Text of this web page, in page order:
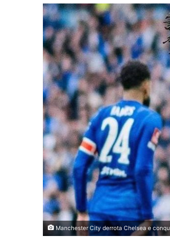
Manchester City derrota Chelsea e